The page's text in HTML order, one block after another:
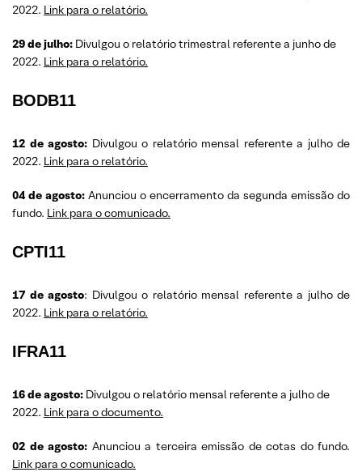
2022. Link para o relatório.
29 de julho: Divulgou o relatório trimestral referente a junho de
2022. Link para o relatório.
BODB11
12 de agosto: Divulgou o relatório mensal referente a julho de
2022. Link para o relatório.
04 de agosto: Anunciou o encerramento da segunda emissão do
fundo. Link para o comunicado.
CPTI11
17 de agosto: Divulgou o relatório mensal referente a julho de
2022. Link para o relatório.
IFRA11
16 de agosto: Divulgou o relatório mensal referente a julho de
2022. Link para o documento.
02 de agosto: Anunciou a terceira emissão de cotas do fundo.
Link para o comunicado.